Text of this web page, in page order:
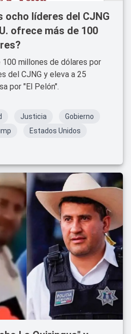
ocho líderes del CJNG
ofrece más de 100
100 millones de dólares por
del CJNG y eleva a 25
por "El Pelón".
Justicia
Gobierno
Estados Unidos